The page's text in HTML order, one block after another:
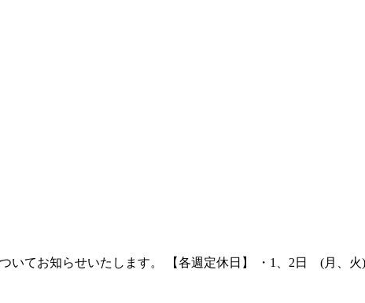
いてお知らせいたします。 【各週定休日】 ・1、2日 (月、